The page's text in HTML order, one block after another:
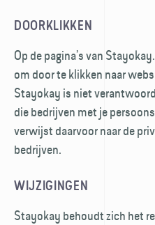
DOORKLIKKEN
Op de pagina’s van
om door te klikken naar
Stayokay is niet
die bedrijven met je
verwijst daarvoor naar de
bedrijven.
WIJZIGINGEN
Stayokay behoudt zich het